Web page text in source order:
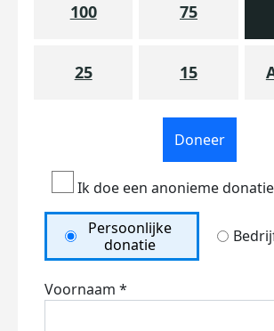
100 75
25 15
Doneer
Ik doe een anonieme donatie
Persoonlijke
donatie
Voornaam *